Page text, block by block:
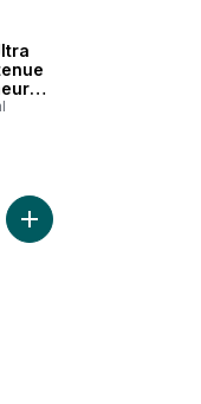
panier et gel douche
Ajouter Fixatif Tenue